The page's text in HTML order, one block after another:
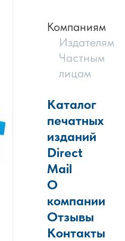
Компаниям
Издателям
Частным
лицам
Каталог
печатных
изданий
Direct
Mail
О
компании
Отзывы
Контакты